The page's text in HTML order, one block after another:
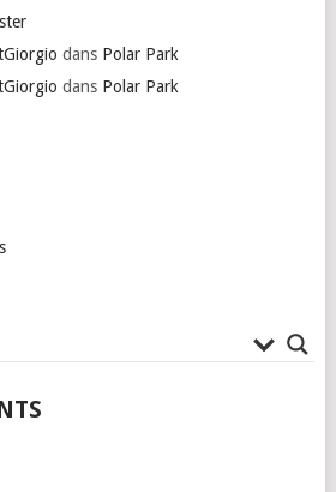
dans Polar Park
dans Polar Park